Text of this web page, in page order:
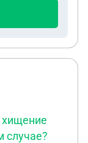
хищение
случае?